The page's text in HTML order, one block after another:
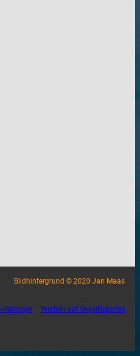
Bildhintergrund © 2020 Jan Maas
Manager Werben auf SegelReporter